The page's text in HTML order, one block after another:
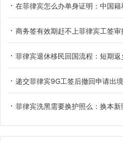
在菲律宾怎么办单身证明：中国
商务签有效期赶不上菲律宾工签审
菲律宾退休移民回国流程：短期
递交菲律宾9G工签后撤回申请出
菲律宾洗黑需要换护照么：换本